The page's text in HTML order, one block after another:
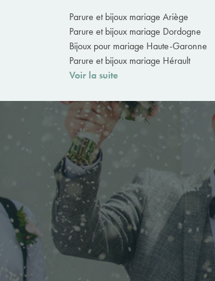
Parure et bijoux mariage Ariège
Parure et bijoux mariage Dordogne
Bijoux pour mariage Haute-Garonne
Parure et bijoux mariage Hérault
Voir la suite